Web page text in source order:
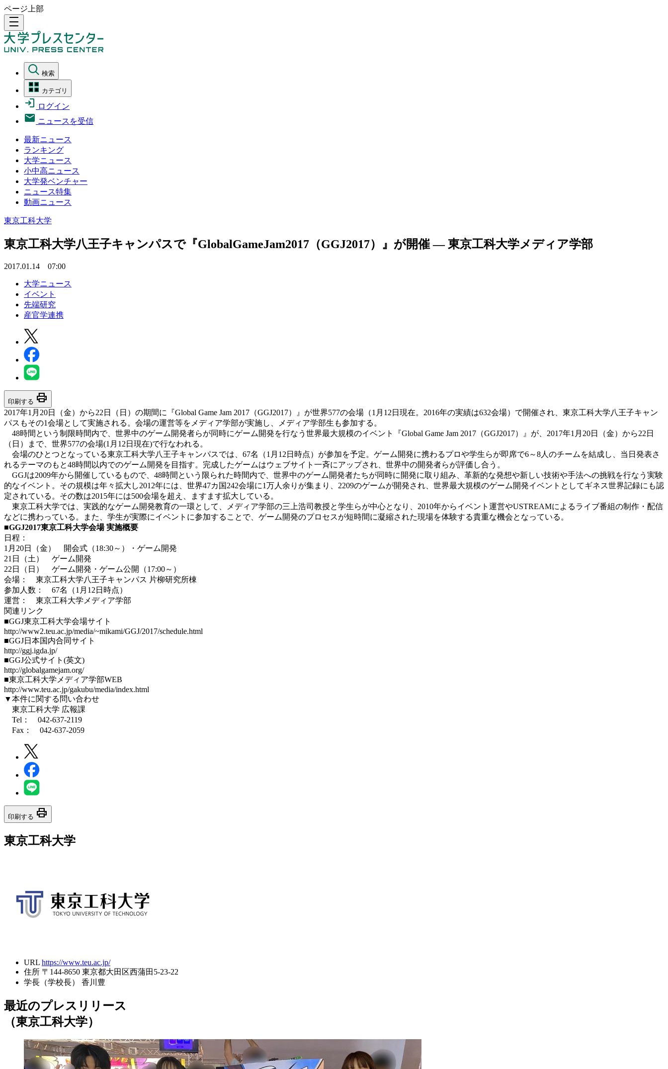
ページ上部
density_medium
検索
カテゴリ
ログイン
ニュースを受信
最新ニュース
ランキング
大学ニュース
小中高ニュース
大学発ベンチャー
ニュース特集
動画ニュース
東京工科大学
東京工科大学八王子キャンパスで『GlobalGameJam2017（GGJ2017）』が開催 — 東京工科大学メディア学部
2017.01.14 07:00
大学ニュース
イベント
先端研究
産官学連携
印刷する print
2017年1月20日（金）から22日（日）の期間に『Global Game Jam 2017（GGJ2017）』が世界577の会場（1月12日現在。2016年の実績は632会場）で開催され、東京工科大学八王子キャン
パスもその1会場として実施される。会場の運営等をメディア学部が実施し、メディア学部生も参加する。
48時間という制限時間内で、世界中のゲーム開発者らが同時にゲーム開発を行なう世界最大規模のイベント『Global Game Jam 2017（GGJ2017）』が、2017年1月20日（金）から22日
（日）まで、世界577の会場(1月12日現在)で行なわれる。
会場のひとつとなっている東京工科大学八王子キャンパスでは、67名（1月12日時点）が参加を予定。ゲーム開発に携わるプロや学生らが即席で6～8人のチームを結成し、当日発表さ
れるテーマのもと48時間以内でのゲーム開発を目指す。完成したゲームはウェブサイト一斉にアップされ、世界中の開発者らが評価し合う。
GGJは2009年から開催しているもので、48時間という限られた時間内で、世界中のゲーム開発者たちが同時に開発に取り組み、革新的な発想や新しい技術や手法への挑戦を行なう実験
的なイベント。その規模は年々拡大し2012年には、世界47カ国242会場に1万人余りが集まり、2209のゲームが開発され、世界最大規模のゲーム開発イベントとしてギネス世界記録にも認
定されている。その数は2015年には500会場を超え、ますます拡大している。
東京工科大学では、実践的なゲーム開発教育の一環として、メディア学部の三上浩司教授と学生らが中心となり、2010年からイベント運営やUSTREAMによるライブ番組の制作・配信
などに携わっている。また、学生が実際にイベントに参加することで、ゲーム開発のプロセスが短時間に凝縮された現場を体験する貴重な機会となっている。
■GGJ2017東京工科大学会場 実施概要
日程：
1月20日（金） 開会式（18:30～）・ゲーム開発
21日（土） ゲーム開発
22日（日） ゲーム開発・ゲーム公開（17:00～）
会場： 東京工科大学八王子キャンパス 片柳研究所棟
参加人数： 67名（1月12日時点）
運営： 東京工科大学メディア学部
関連リンク
■GGJ東京工科大学会場サイト
http://www2.teu.ac.jp/media/~mikami/GGJ/2017/schedule.html
■GGJ日本国内合同サイト
http://ggj.igda.jp/
■GGJ公式サイト(英文)
http://globalgamejam.org/
■東京工科大学メディア学部WEB
http://www.teu.ac.jp/gakubu/media/index.html
▼本件に関する問い合わせ
東京工科大学 広報課
Tel： 042-637-2119
Fax： 042-637-2059
印刷する print
東京工科大学
URL https://www.teu.ac.jp/
住所 〒144-8650 東京都大田区西蒲田5-23-22
学長（学校長）
香川豊
最近のプレスリリース
（東京工科大学）